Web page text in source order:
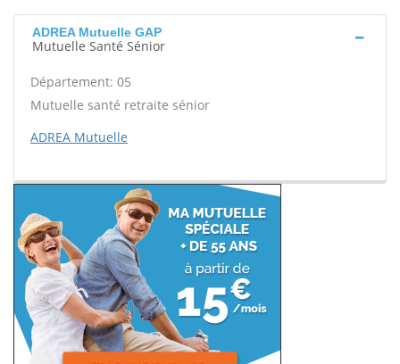
ADREA Mutuelle GAP
Mutuelle Santé Sénior
Département: 05
Mutuelle santé retraite sénior
ADREA Mutuelle